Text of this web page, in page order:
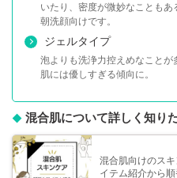
いたり、密度が微妙なことも
朝洗顔向けです。
ジェルタイプ
泡よりも洗浄力控えめなこと
肌には優しすぎる傾向に。
混合肌について詳しく知り
混合肌向けのス
イテム紹介から